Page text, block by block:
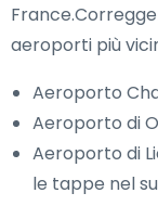
aeroporti più
Aeroporto
Aeroporto di
Aeroporto di
le tappe nel